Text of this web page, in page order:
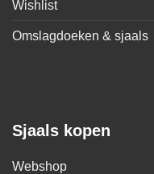
Wishlist
Omslagdoeken & sjaals
Sjaals kopen
Webshop